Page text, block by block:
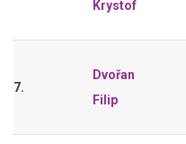
Krystof
7.
Dvořan
Filip